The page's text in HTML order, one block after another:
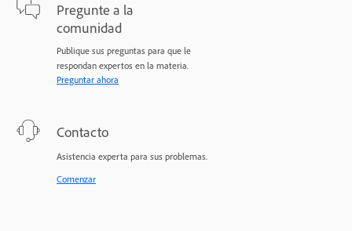
Pregunte a la
comunidad
Publique sus preguntas para que le
respondan expertos en la materia.
Preguntar ahora
Contacto
Asistencia experta para sus problemas.
Comenzar